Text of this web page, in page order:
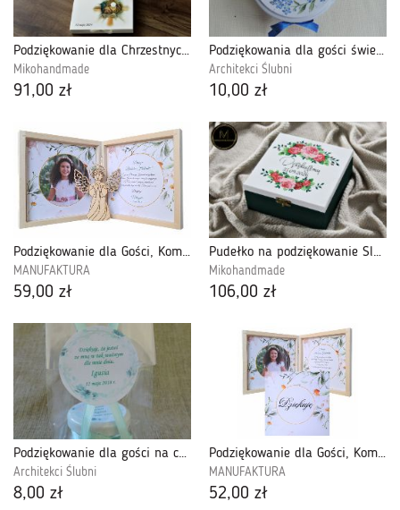
Podziękowanie dla Chrzestnych Dziadków Komunia
Mikohandmade
91,00 zł
Podziękowania dla gości świeczka
Architekci Ślubni
10,00 zł
Podziękowanie dla Gości, Komunia, Drewniany Aniołek-PDGK16A
MANUFAKTURA
59,00 zł
Pudełko na podziękowanie Ślub Komunia Chrzest
Mikohandmade
106,00 zł
Podziękowanie dla gości na chrzest
Architekci Ślubni
8,00 zł
Podziękowanie dla Gości, Komunia Święta-PDGK16
MANUFAKTURA
52,00 zł